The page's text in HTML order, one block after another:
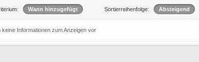
Wann hinzugefügt Sortierreihenfolge: Absteigend
keine Informationen zum Anzeigen vor